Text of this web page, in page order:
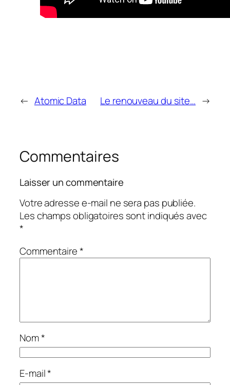
← Atomic Data Le renouveau du site… →
Commentaires
Laisser un commentaire
Votre adresse e-mail ne sera pas publiée.
Les champs obligatoires sont indiqués avec
*
Commentaire*
Nom*
E-mail*